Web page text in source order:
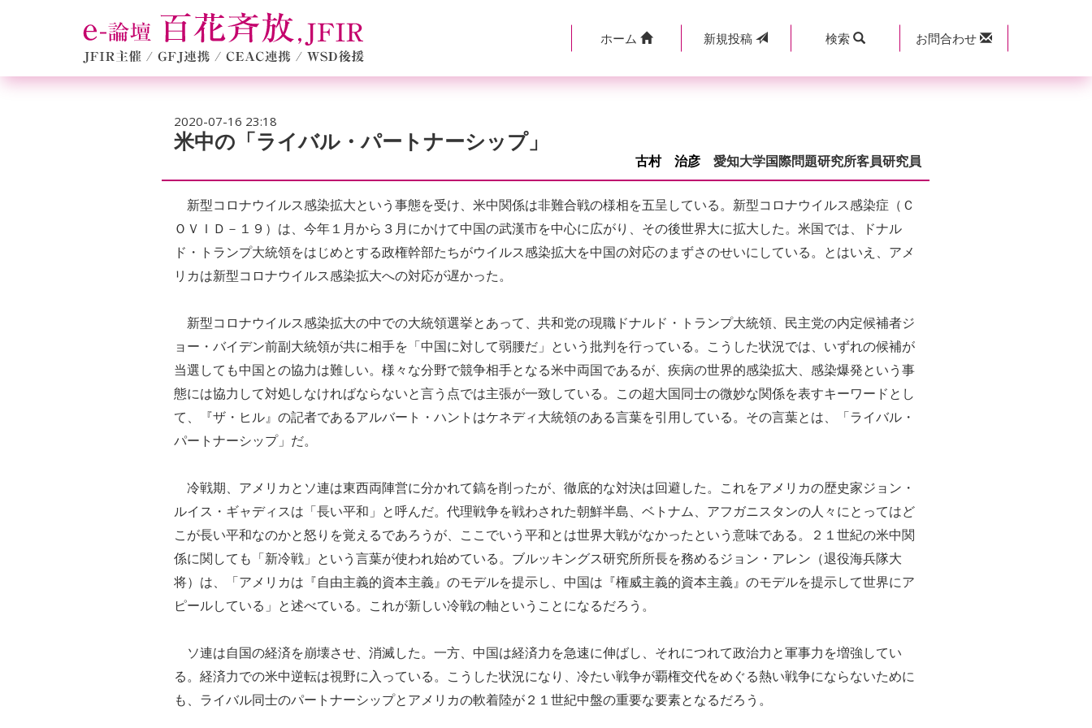
ホーム 新規投稿 検索 お問合わせ
2020-07-16 23:18
米中の「ライバル・パートナーシップ」
古村 治彦 愛知大学国際問題研究所客員研究員
新型コロナウイルス感染拡大という事態を受け、米中関係は非難合戦の様相を五呈している。新型コロナウイルス感染症（Ｃ
ＯＶＩＤ－１９）は、今年１月から３月にかけて中国の武漢市を中心に広がり、その後世界大に拡大した。米国では、ドナル
ド・トランプ大統領をはじめとする政権幹部たちがウイルス感染拡大を中国の対応のまずさのせいにしている。とはいえ、アメ
リカは新型コロナウイルス感染拡大への対応が遅かった。
新型コロナウイルス感染拡大の中での大統領選挙とあって、共和党の現職ドナルド・トランプ大統領、民主党の内定候補者ジ
ョー・バイデン前副大統領が共に相手を「中国に対して弱腰だ」という批判を行っている。こうした状況では、いずれの候補が
当選しても中国との協力は難しい。様々な分野で競争相手となる米中両国であるが、疾病の世界的感染拡大、感染爆発という事
態には協力して対処しなければならないと言う点では主張が一致している。この超大国同士の微妙な関係を表すキーワードとし
て、『ザ・ヒル』の記者であるアルバート・ハントはケネディ大統領のある言葉を引用している。その言葉とは、「ライバル・
パートナーシップ」だ。
冷戦期、アメリカとソ連は東西両陣営に分かれて鎬を削ったが、徹底的な対決は回避した。これをアメリカの歴史家ジョン・
ルイス・ギャディスは「長い平和」と呼んだ。代理戦争を戦わされた朝鮮半島、ベトナム、アフガニスタンの人々にとってはど
こが長い平和なのかと怒りを覚えるであろうが、ここでいう平和とは世界大戦がなかったという意味である。２１世紀の米中関
係に関しても「新冷戦」という言葉が使われ始めている。ブルッキングス研究所所長を務めるジョン・アレン（退役海兵隊大
将）は、「アメリカは『自由主義的資本主義』のモデルを提示し、中国は『権威主義的資本主義』のモデルを提示して世界にア
ピールしている」と述べている。これが新しい冷戦の軸ということになるだろう。
ソ連は自国の経済を崩壊させ、消滅した。一方、中国は経済力を急速に伸ばし、それにつれて政治力と軍事力を増強してい
る。経済力での米中逆転は視野に入っている。こうした状況になり、冷たい戦争が覇権交代をめぐる熱い戦争にならないために
も、ライバル同士のパートナーシップとアメリカの軟着陸が２１世紀中盤の重要な要素となるだろう。